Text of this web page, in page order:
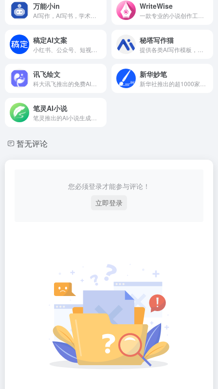
万能小in WriteWise
稿定AI文案 秘塔写作猫
讯飞绘文 新华妙笔
笔灵AI小说
暂无评论
您必须登录才能参与评论！
立即登录